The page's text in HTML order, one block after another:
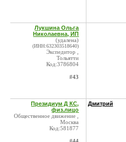
Лукшина Ольга
Николаевна, ИП
(удалена)
(ИНН:632303518640)
Экспедитор ,
Тольятти
Код:3786804
#43
Президиум Д КС,
физ.лицо
Общественное движение ,
Москва
Код:581877
Дмитрий